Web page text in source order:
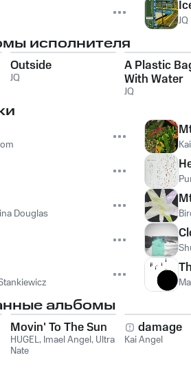
JQ
исполнителя
Outside
JQ
A Plastic
With Water
JQ
Douglas
альбомы
Movin' To The Sun
HUGEL, Imael Angel, Ultra
Nate
damage
Kai Angel